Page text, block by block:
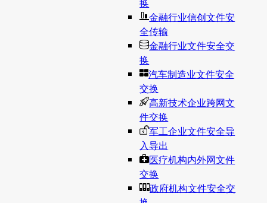
金融行业信创文件安
全传输
金融行业文件安全交
换
汽车制造业文件安全
交换
高新技术企业跨网文
件交换
军工企业文件安全导
入导出
医疗机构内外网文件
交换
政府机构文件安全交